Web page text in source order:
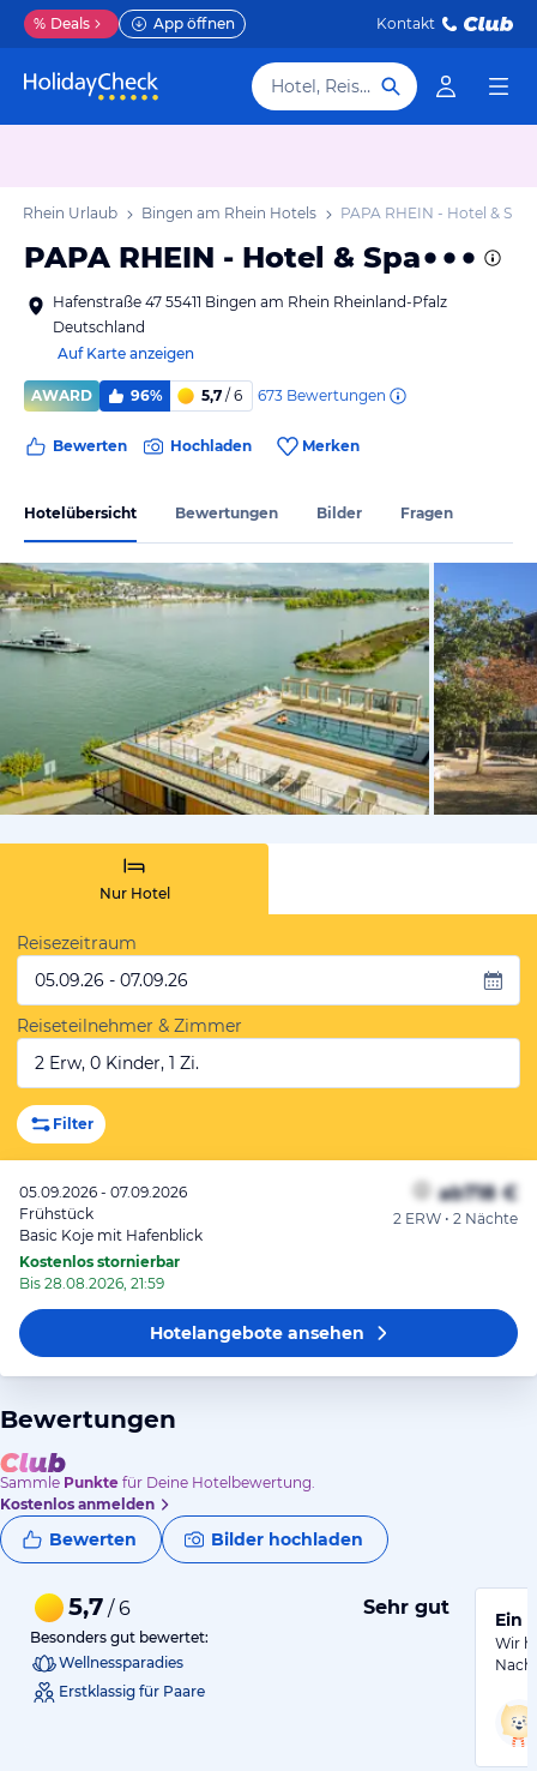
% Deals App öffnen Kontakt
Hotel, Reiseziel
Rhein Urlaub Bingen am Rhein Hotels PAPA RHEIN - Hotel & Spa
PAPA RHEIN - Hotel & Spa
Hafenstraße 47 55411 Bingen am Rhein Rheinland-Pfalz
Deutschland
Auf Karte anzeigen
AWARD 96% 5,7 / 6 673 Bewertungen
Bewerten Hochladen Merken
Hotelübersicht Bewertungen Bilder Fragen
vom
Nur Hotel
Reisezeitraum
05.09.26 - 07.09.26
Reiseteilnehmer & Zimmer
2 Erw, 0 Kinder, 1 Zi.
Filter
05.09.2026 - 07.09.2026
Frühstück
Basic Koje mit Hafenblick
Kostenlos stornierbar
Bis 28.08.2026, 21:59
ab718 €
2 ERW • 2 Nächte
Hotelangeboteansehen
Bewertungen
Sammle Punkte für Deine Hotelbewertung.
Kostenlos anmelden
Bewerten Bilder hochladen
5,7 / 6 Sehr gut
Besonders gut bewertet:
Wellnessparadies
Erstklassig für Paare
Ein
Wir